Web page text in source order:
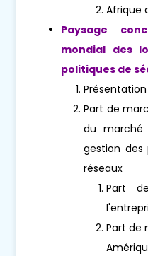
Afrique
Paysage
mondial des
politiques de
Présentation
Part de
du marché
gestion des
réseaux
Part
Part de